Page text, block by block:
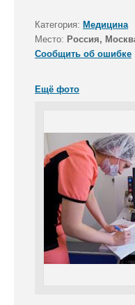
Категория: Медицина
Место: Россия,
Сообщить об ошибке
Ещё фото